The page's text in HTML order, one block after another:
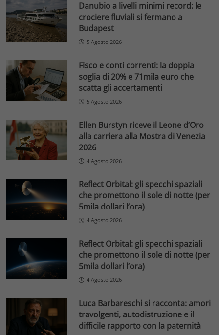
Danubio a livelli minimi record: le
crociere fluviali si fermano a
Budapest
5 Agosto 2026
Fisco e conti correnti: la doppia
soglia di 20% e 71mila euro che
scatta gli accertamenti
5 Agosto 2026
Ellen Burstyn riceve il Leone d’Oro
alla carriera alla Mostra di Venezia
2026
4 Agosto 2026
Reflect Orbital: gli specchi spaziali
che promettono il sole di notte (per
5mila dollari l’ora)
4 Agosto 2026
Reflect Orbital: gli specchi spaziali
che promettono il sole di notte (per
5mila dollari l’ora)
4 Agosto 2026
Luca Barbareschi si racconta: amori
travolgenti, autodistruzione e il
difficile rapporto con la paternità